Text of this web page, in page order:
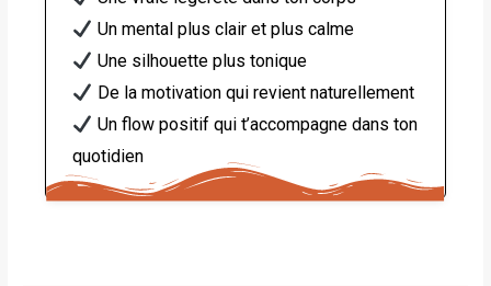
Un mental plus clair et plus calme
Une silhouette plus tonique
De la motivation qui revient naturellement
Un flow positif qui t’accompagne dans ton
quotidien